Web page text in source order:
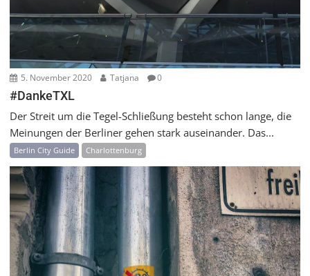
5. November 2020 Tatjana 0
#DankeTXL
Der Streit um die Tegel-Schließung besteht schon lange, die
Meinungen der Berliner gehen stark auseinander. Das...
Berlin City Guide Charlottenburg